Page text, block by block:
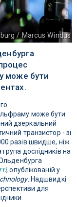
/ Marcus Windus
може бути
може бути
дзеркальний
транзистор - зі
разів швидше, ніж
дослідників на
, опублікованій у
. Надшвидкі
для